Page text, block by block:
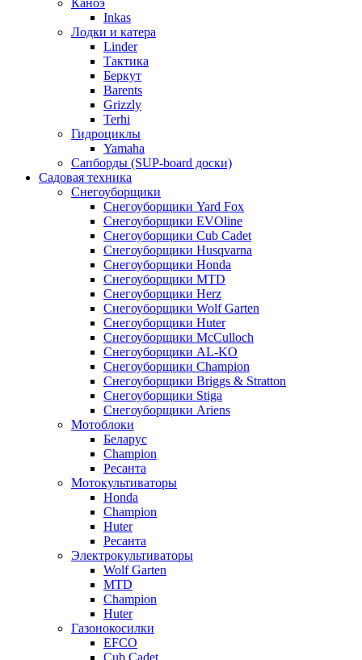
Каноэ
Inkas
Лодки и катера
Linder
Тактика
Беркут
Barents
Grizzly
Terhi
Гидроциклы
Yamaha
Сапборды (SUP-board доски)
Садовая техника
Снегоуборщики
Снегоуборщики Yard Fox
Снегоуборщики EVOline
Снегоуборщики Cub Cadet
Снегоуборщики Husqvarna
Снегоуборщики Honda
Снегоуборщики MTD
Снегоуборщики Herz
Снегоуборщики Wolf Garten
Снегоуборщики Huter
Снегоуборщики McCulloch
Снегоуборщики AL-KO
Снегоуборщики Champion
Снегоуборщики Briggs & Stratton
Снегоуборщики Stiga
Снегоуборщики Ariens
Мотоблоки
Беларус
Champion
Ресанта
Мотокультиваторы
Honda
Champion
Huter
Ресанта
Электрокультиваторы
Wolf Garten
MTD
Champion
Huter
Газонокосилки
EFCO
Cub Cadet